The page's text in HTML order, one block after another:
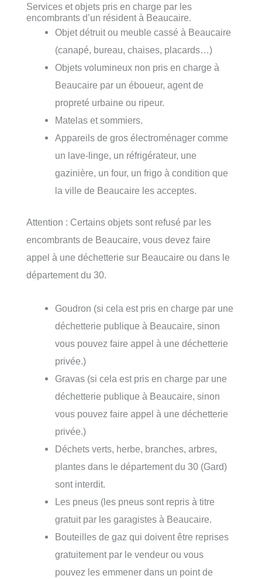
Services et objets pris en charge par les
encombrants d’un résident à Beaucaire.
Objet détruit ou meuble cassé à Beaucaire
(canapé, bureau, chaises, placards…)
Objets volumineux non pris en charge à
Beaucaire par un éboueur, agent de
propreté urbaine ou ripeur.
Matelas et sommiers.
Appareils de gros électroménager comme
un lave-linge, un réfrigérateur, une
gazinière, un four, un frigo à condition que
la ville de Beaucaire les acceptes.
Attention : Certains objets sont refusé par les
encombrants de Beaucaire, vous devez faire
appel à une déchetterie sur Beaucaire ou dans le
département du 30.
Goudron (si cela est pris en charge par une
déchetterie publique à Beaucaire, sinon
vous pouvez faire appel à une déchetterie
privée.)
Gravas (si cela est pris en charge par une
déchetterie publique à Beaucaire, sinon
vous pouvez faire appel à une déchetterie
privée.)
Déchets verts, herbe, branches, arbres,
plantes dans le département du 30 (Gard)
sont interdit.
Les pneus (les pneus sont repris à titre
gratuit par les garagistes à Beaucaire.
Bouteilles de gaz qui doivent être reprises
gratuitement par le vendeur ou vous
pouvez les emmener dans un point de